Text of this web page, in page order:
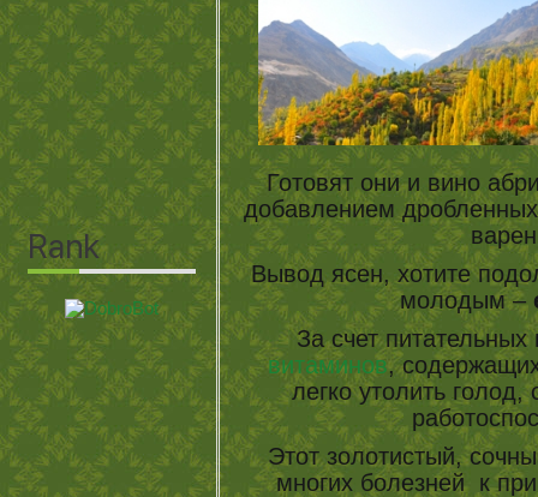
Готовят они и вино
добавлением
Вывод ясен, хотите
молодым –
За счет
витаминов,
легко утолить
Этот золотистый,
многих болезней к